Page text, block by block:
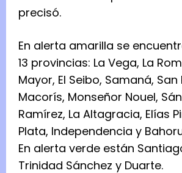
precisó.
En alerta amarilla se
13 provincias: La Vega, La
Mayor, El Seibo, Samaná,
Macorís, Monseñor Nouel,
Ramírez, La Altagracia, Elías
Plata, Independencia y
En alerta verde están
Trinidad Sánchez y Duarte.